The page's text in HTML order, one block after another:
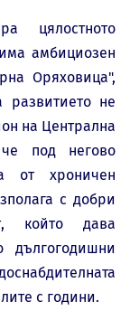
цялостното
амбициозен
Оряховица",
развитието не
на Централна
под негово
от хроничен
с добри
който дава
дългогодишни
с години.